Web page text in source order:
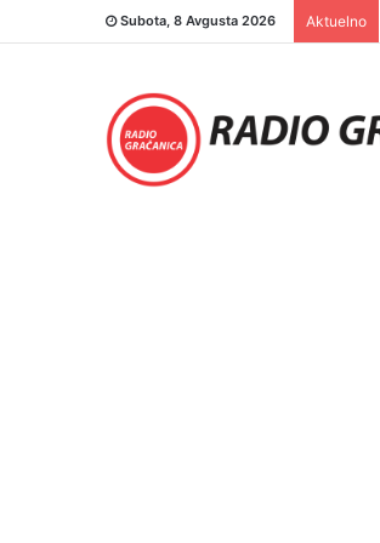
Subota, 8 Avgusta 2026 Aktuelno